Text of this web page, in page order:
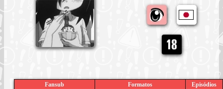
Fansub Formatos
Episódios